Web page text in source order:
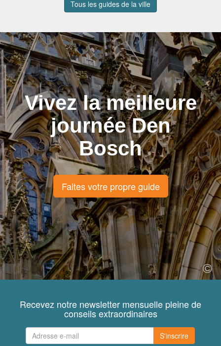
Tous les guides de la ville
Vivez la meilleure
journée Den
Bosch
Faites votre propre guide
Recevez notre newsletter mensuelle pleine de
conseils extraordinaires
S'inscrire